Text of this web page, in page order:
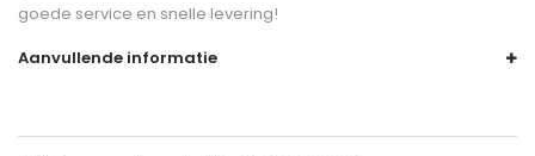
goede service en snelle levering!
Aanvullende informatie